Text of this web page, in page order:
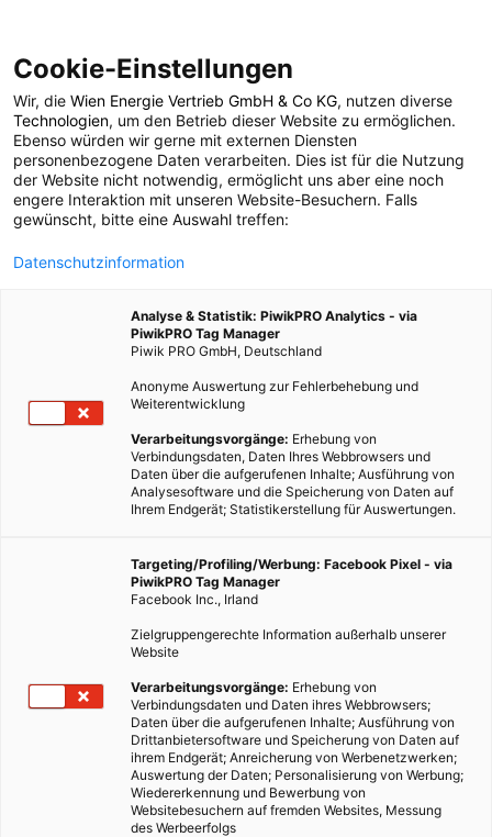
POSTS BY TAG
Silbertanne
1 BEITRAG
Cookie-Einstellungen
Wir, die Wien Energie Vertrieb GmbH & Co KG, nutzen diverse
Technologien, um den Betrieb dieser Website zu ermöglichen.
Ebenso würden wir gerne mit externen Diensten
personenbezogene Daten verarbeiten. Dies ist für die Nutzung
der Website nicht notwendig, ermöglicht uns aber eine noch
engere Interaktion mit unseren Website-Besuchern. Falls
gewünscht, bitte eine Auswahl treffen:
Datenschutzinformation
Analyse & Statistik: PiwikPRO Analytics - via
PiwikPRO Tag Manager
Piwik PRO GmbH, Deutschland
Anonyme Auswertung zur Fehlerbehebung und
Weiterentwicklung
Verarbeitungsvorgänge: Erhebung von
Verbindungsdaten, Daten Ihres Webbrowsers und
Daten über die aufgerufenen Inhalte; Ausführung von
Analysesoftware und die Speicherung von Daten auf
Ihrem Endgerät; Statistikerstellung für Auswertungen.
Targeting/Profiling/Werbung: Facebook Pixel - via
PiwikPRO Tag Manager
Facebook Inc., Irland
Zielgruppengerechte Information außerhalb unserer
Website
Verarbeitungsvorgänge: Erhebung von
Verbindungsdaten und Daten ihres Webbrowsers;
Daten über die aufgerufenen Inhalte; Ausführung von
Drittanbietersoftware und Speicherung von Daten auf
ihrem Endgerät; Anreicherung von Werbenetzwerken;
Auswertung der Daten; Personalisierung von Werbung;
Wiedererkennung und Bewerbung von
Websitebesuchern auf fremden Websites, Messung
des Werbeerfolgs